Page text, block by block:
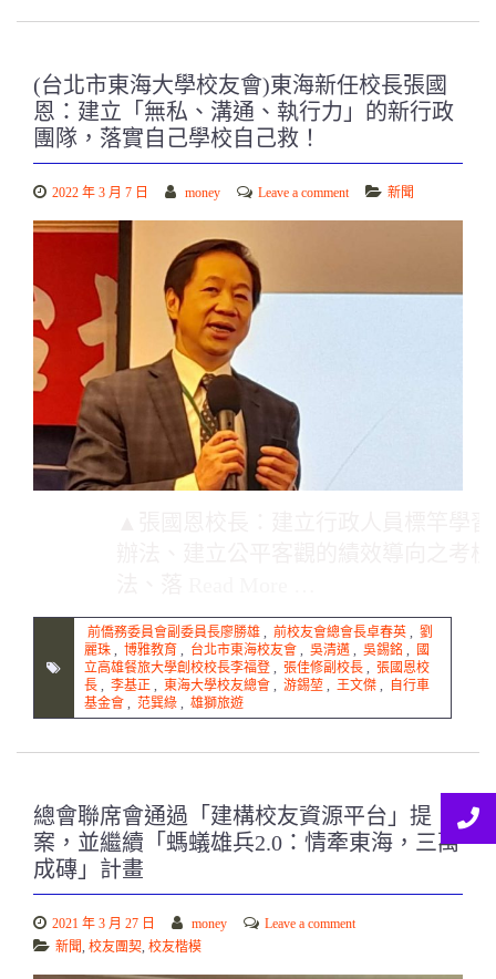
(台北市東海大學校友會)東海新任校長張國
恩：建立「無私、溝通、執行力」的新行政
團隊，落實自己學校自己救！
2022 年 3 月 7 日 money Leave a comment 新聞
前僑務委員會副委員長廖勝雄 , 前校友會總會長卓春英 , 劉
麗珠 , 博雅教育 , 台北市東海校友會 , 吳清邁 , 吳錫銘 , 國
立高雄餐旅大學創校校長李福登 , 張佳修副校長 , 張國恩校
長 , 李基正 , 東海大學校友總會 , 游錫堃 , 王文傑 ,
自行車
基金會 , 范巽綠 , 雄獅旅遊
總會聯席會通過「建構校友資源平台」提
案，並繼續「螞蟻雄兵2.0：情牽東海，三萬
成磚」計畫
2021 年 3 月 27 日 money
Leave a comment
新聞, 校友團契, 校友楷模